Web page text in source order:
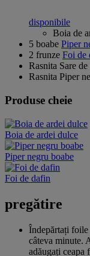
disponibile
Boia de
5 boabe Piper
2 frunze Foi de
Rasnita Sare
Rasnita Piper
Produse cheie
Boia de ardei dulce
Piper negru boabe
Foi de dafin
pregătire
Îndepărtați
câteva minute.
adăugați ceapa